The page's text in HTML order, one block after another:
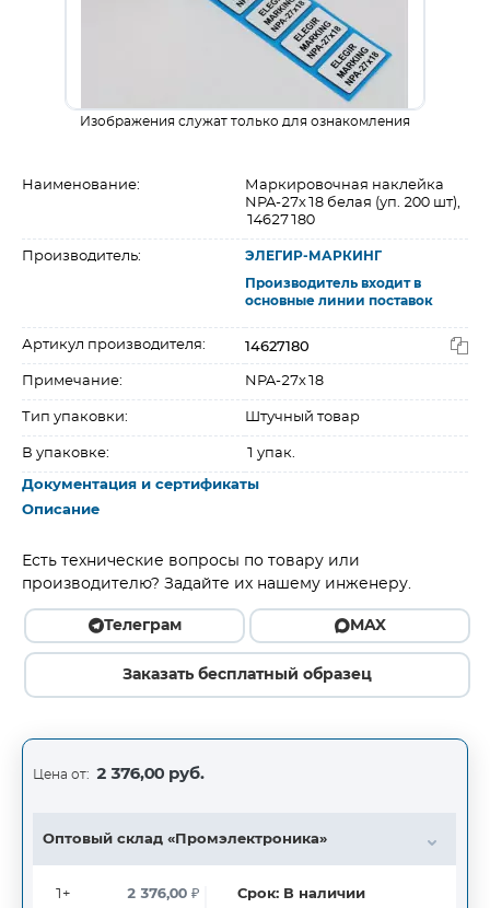
Изображения служат только для ознакомления
Наименование:
Маркировочная наклейка
NPA-27х18 белая (уп. 200 шт),
14627180
Производитель: ЭЛЕГИР-МАРКИНГ
Производитель входит в
основные линии поставок
Артикул производителя: 14627180
Примечание: NPA-27х18
Тип упаковки: Штучный товар
В упаковке: 1 упак.
Документация и сертификаты
Описание
Есть технические вопросы по товару или
производителю? Задайте их нашему инженеру.
Телеграм MAX
Заказать бесплатный образец
Цена от: 2 376,00 руб.
Оптовый склад «Промэлектроника»
1+ 2 376,00₽ Срок: В наличии